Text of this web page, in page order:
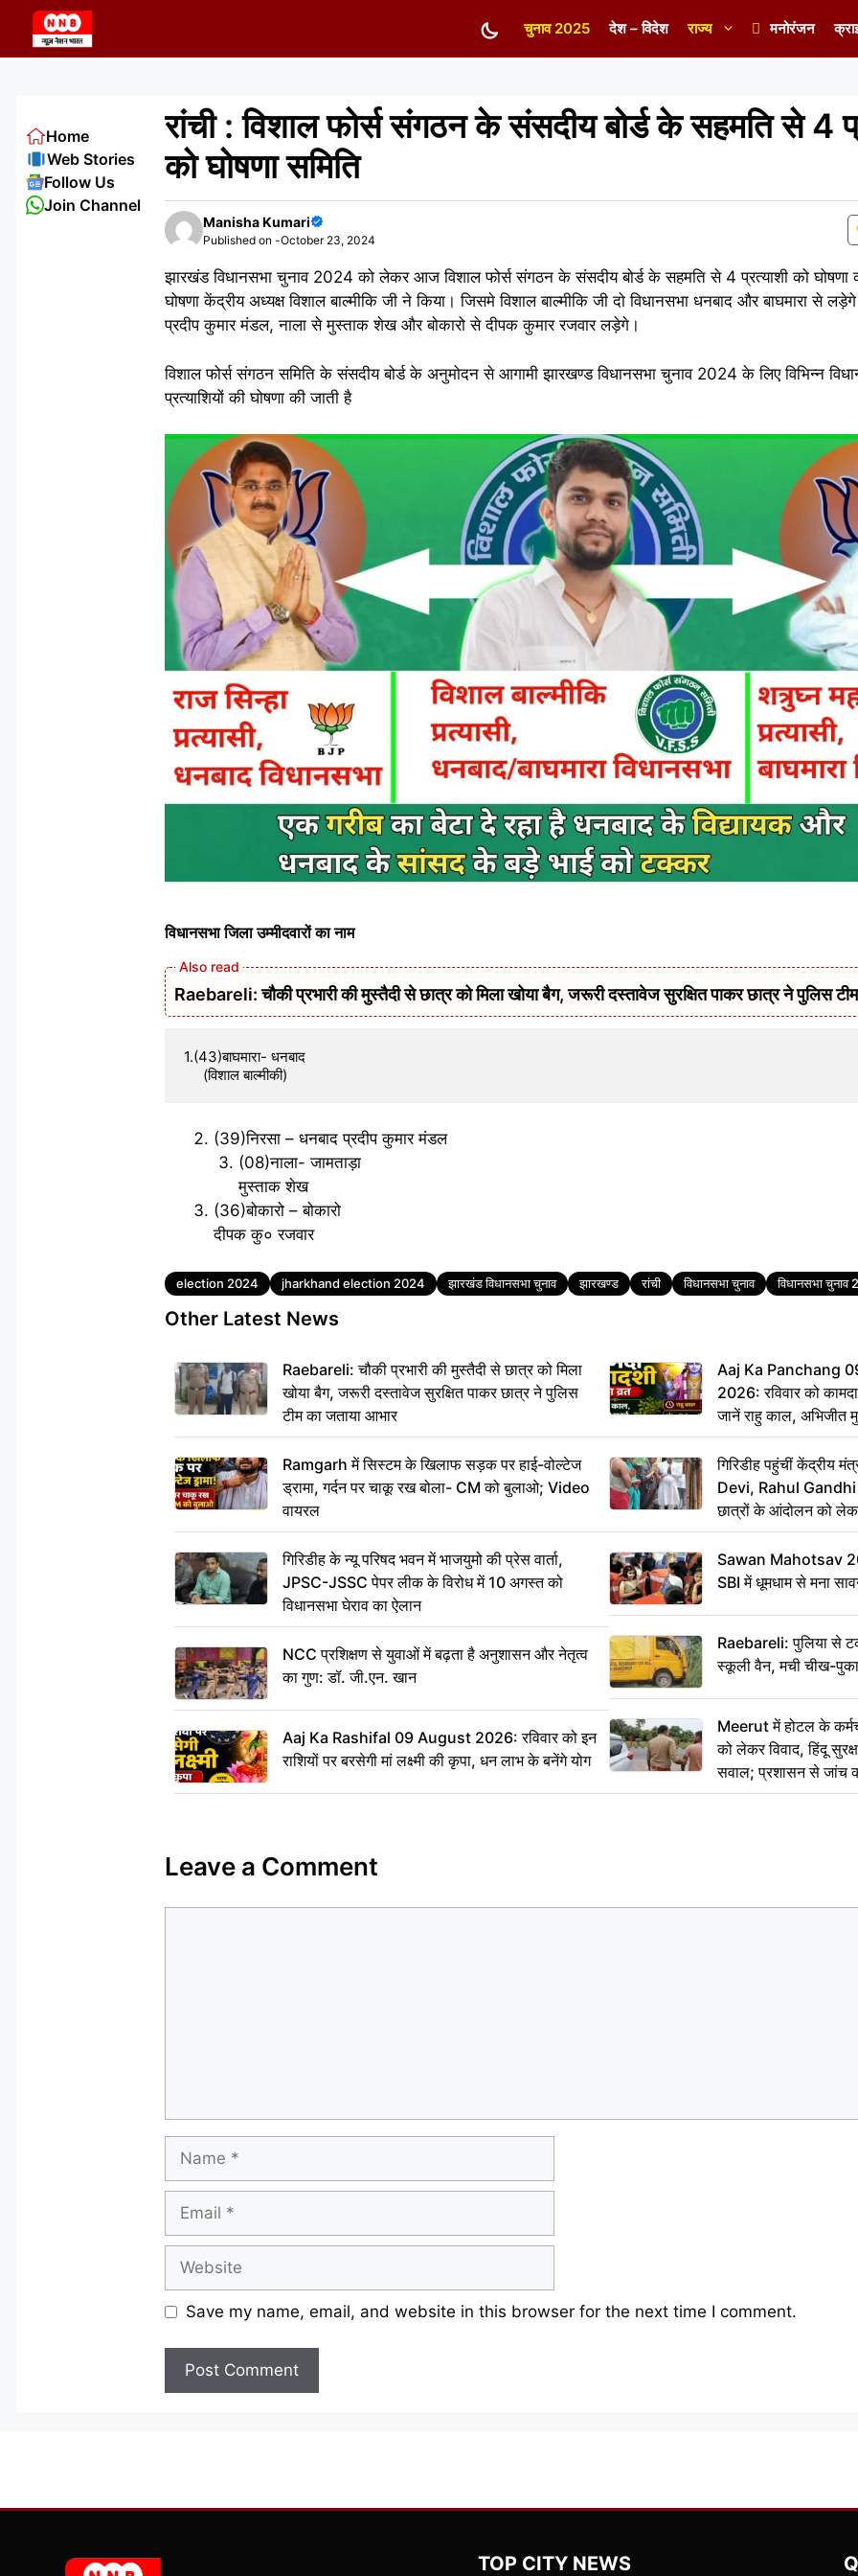
content
चुनाव 2025 देश – विदेश राज्य मनोरंजन
रांची : विशाल फोर्स संगठन के संसदीय बोर्ड के सहमति से 4
को घोषणा समिति
Manisha Kumari
Published on -October 23, 2024
झारखंड विधानसभा चुनाव 2024 को लेकर आज विशाल फोर्स संगठन के संसदीय बोर्ड के सहमति से 4 प्रत्याशी को घोषणा
घोषणा केंद्रीय अध्यक्ष विशाल बाल्मीकि जी ने किया। जिसमे विशाल बाल्मीकि जी दो विधानसभा धनबाद और बाघमारा से
प्रदीप कुमार मंडल, नाला से मुस्ताक शेख और बोकारो से दीपक कुमार रजवार लड़ेगे।
विशाल फोर्स संगठन समिति के संसदीय बोर्ड के अनुमोदन से आगामी झारखण्ड विधानसभा चुनाव 2024 के लिए विभिन्न
प्रत्याशियों की घोषणा की जाती है
विधानसभा जिला उम्मीदवारों का नाम
Raebareli: चौकी प्रभारी की मुस्तैदी से छात्र को मिला खोया बैग, जरूरी दस्तावेज सुरक्षित पाकर छात्र ने पुलिस
1.(43)बाघमारा- धनबाद
     (विशाल बाल्मीकी)
(39)निरसा – धनबाद प्रदीप कुमार मंडल
(08)नाला- जामताड़ा
मुस्ताक शेख
(36)बोकारो – बोकारो
दीपक कु० रजवार
Tags
election 2024 jharkhand election 2024 झारखंड विधानसभा चुनाव झारखण्ड रांची विधानसभा चुनाव विधानसभा चुनाव
Other Latest News
Raebareli: चौकी प्रभारी की मुस्तैदी से छात्र को मिला
खोया बैग, जरूरी दस्तावेज सुरक्षित पाकर छात्र ने पुलिस
टीम का जताया आभार
Ramgarh में सिस्टम के खिलाफ सड़क पर हाई-वोल्टेज
ड्रामा, गर्दन पर चाकू रख बोला- CM को बुलाओ; Video
वायरल
गिरिडीह के न्यू परिषद भवन में भाजयुमो की प्रेस वार्ता,
JPSC-JSSC पेपर लीक के विरोध में 10 अगस्त को
विधानसभा घेराव का ऐलान
NCC प्रशिक्षण से युवाओं में बढ़ता है अनुशासन और नेतृत्व
का गुण: डॉ. जी.एन. खान
Aaj Ka Rashifal 09 August 2026: रविवार को इन
राशियों पर बरसेगी मां लक्ष्मी की कृपा, धन लाभ के बनेंगे योग
Aaj Ka Panchang
2026: रविवार को
जानें राहु काल, अभिजीत
गिरिडीह पहुंचीं केंद्रीय
Devi, Rahul Gandhi
छात्रों के आंदोलन को
Sawan Mahotsav
SBI में धूमधाम से मना
Raebareli: पुलिया से
स्कूली वैन, मची चीख-
Meerut में होटल के
को लेकर विवाद, हिंदू
सवाल; प्रशासन से जांच
Leave a Comment
Save my name, email, and website in this browser for the next time I comment.
Home
Web Stories
Follow Us
Join Channel
TOP CITY NEWS